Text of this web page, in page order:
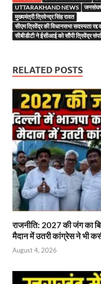
b
o
o
er es
t
s
A
p
UTTARAKHAND NEWS
जनसंघर्ष
मुख्यमंत्री त्रिवेन्द्र सिंह रावत
सीएम त्रिवेंद्र की विधानसभा सदस्यता
सीबीडीटी ने ईसीआई को सौंपी त्रिवेंद्र
RELATED POSTS
राजनीति: 2027 की जंग का
मैदान में उतरी कांग्रेस ने भी
August 4, 2026